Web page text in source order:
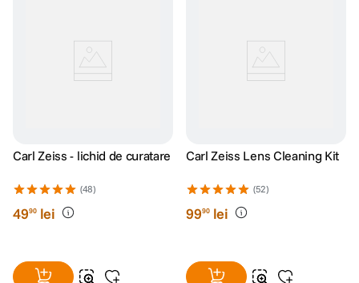
Carl Zeiss - lichid de curatare
(48)
4990 lei
Carl Zeiss Lens Cleaning Kit
(52)
9990 lei